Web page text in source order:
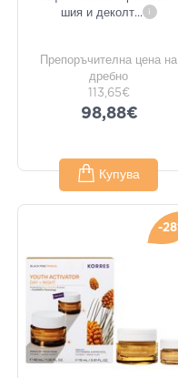
шия и деколт... i
Препоръчителна цена на
дребно
113,65€
98,88€
Купува
-